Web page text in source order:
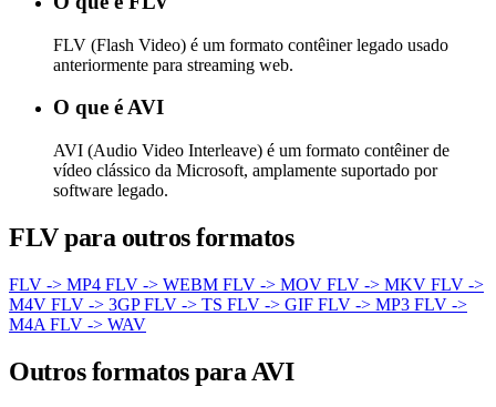
FLV (Flash Video) é um formato contêiner legado usado
anteriormente para streaming web.
O que é AVI
AVI (Audio Video Interleave) é um formato contêiner de
vídeo clássico da Microsoft, amplamente suportado por
software legado.
FLV para outros formatos
FLV -> MP4 FLV -> WEBM FLV -> MOV FLV -> MKV FLV ->
M4V FLV -> 3GPFLV -> TS FLV -> GIF FLV -> MP3 FLV ->
M4A FLV -> WAV
Outros formatos para AVI